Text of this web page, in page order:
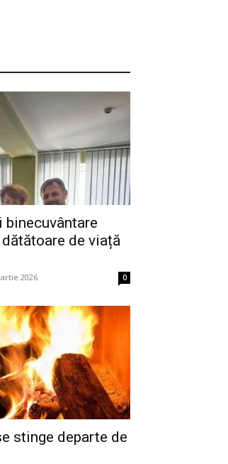
binecuvântare
de viață
2026 0
stinge departe de